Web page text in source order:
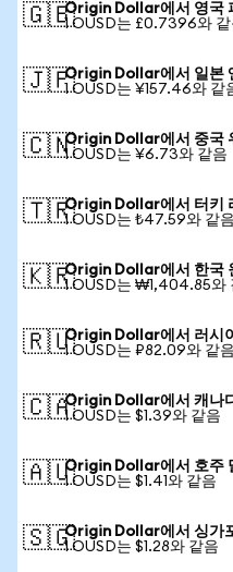
🇬🇧Origin Dollar에서 영국
1 OUSD는 £0.7396와 같
🇯🇵Origin Dollar에서 일본
1 OUSD는 ¥157.46와 같
🇨🇳Origin Dollar에서 중국
1 OUSD는 ¥6.73와 같음
🇹🇷Origin Dollar에서 터키
1 OUSD는 ₺47.59와 같음
🇰🇷Origin Dollar에서 한국
1 OUSD는 ₩1,404.85와
🇷🇺Origin Dollar에서 러시
1 OUSD는 ₽82.09와 같음
🇨🇦Origin Dollar에서 캐나
1 OUSD는 $1.39와 같음
🇦🇺Origin Dollar에서 호주
1 OUSD는 $1.41와 같음
🇸🇬Origin Dollar에서 싱가
1 OUSD는 $1.28와 같음